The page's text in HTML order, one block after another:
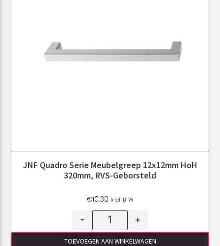
JNF Quadro Serie Meubelgreep 12x12mm HoH
320mm, RVS-Geborsteld
€10.30 Incl. BTW
- +
TOEVOEGEN AAN WINKELWAGEN